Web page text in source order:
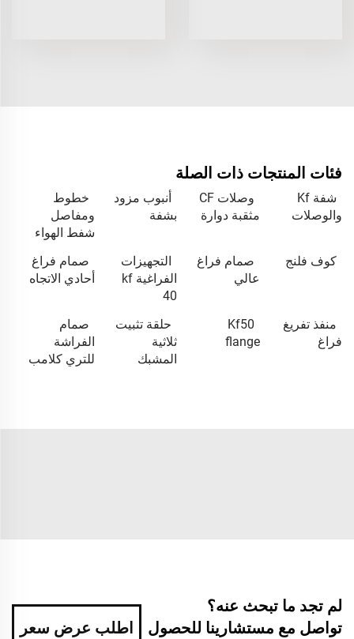
فئات المنتجات ذات الصلة
شفة Kf
والوصلات
وصلات CF
مثقبة دوارة
أنبوب مزود
بشفة
خطوط
ومفاصل
شفط الهواء
كوف فلنج
صمام فراغ
عالي
التجهيزات
الفراغية kf
40
صمام فراغ
أحادي الاتجاه
منفذ تفريغ
فراغ
Kf50
flange
حلقة تثبيت
ثلاثية
المشبك
صمام
الفراشة
للتري كلامب
لم تجد ما تبحث عنه؟
تواصل مع مستشارينا للحصول
اطلب عرض سعر